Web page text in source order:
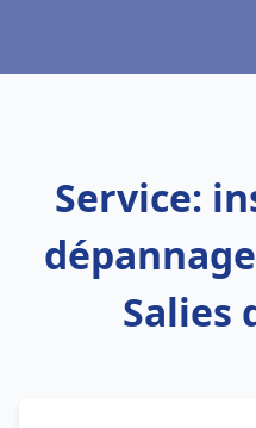
Service:
Salies